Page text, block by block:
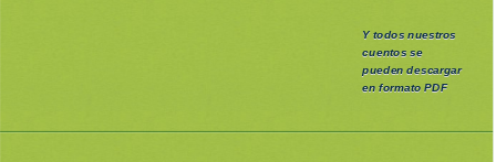
Y todos nuestros
cuentos se
puedendescargar
en formato PDF